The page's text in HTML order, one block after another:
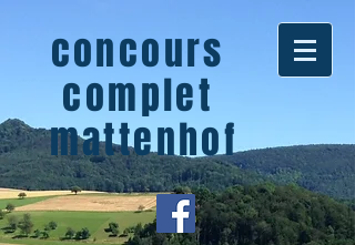
concours
complet
mattenhof